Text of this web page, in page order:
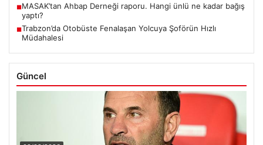
■MASAK’tan Ahbap Derneği raporu. Hangi ünlü ne kadar bağış
yaptı?
■Trabzon’da Otobüste Fenalaşan Yolcuya Şoförün Hızlı
Müdahalesi
Güncel